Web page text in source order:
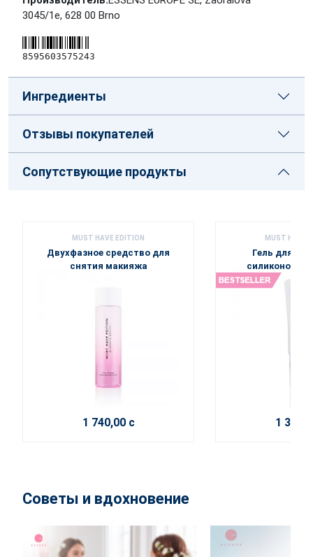
3045/1e, 628 00 Brno
8595603575243
Ингредиенты
Отзывы покупателей
Сопутствующие продукты
MUST HAVE EDITION
Двухфазное средство для
снятия макияжа
1 740,00 с
MUST HAVE
Гель для
силиконовой
1
Советы и вдохновение